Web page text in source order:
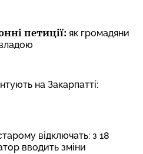
петиції: як громадяни
на Закарпатті:
відключать: з 18
вводить зміни